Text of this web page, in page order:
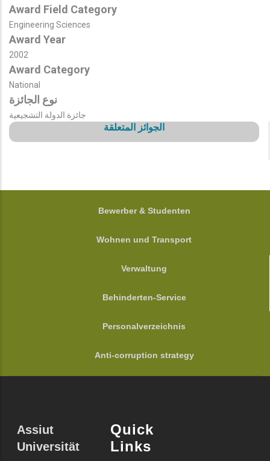
Award Field Category
Engineering Sciences
Award Year
2002
Award Category
National
نوع الجائزة
جائزة الدولة التشجيعية
الجوائز المتعلقة
FOOTER
Bewerber & Studenten
Wohnen und Transport
Verwaltung
Behinderten-Service
Personalverzeichnis
Anti-corruption strategy
Assiut
Universität
Quick
Links